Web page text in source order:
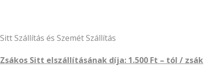
Sitt Szállítás és Szemét Szállítás
Zsákos Sitt elszállításának díja: 1.500 Ft – tól / zsák